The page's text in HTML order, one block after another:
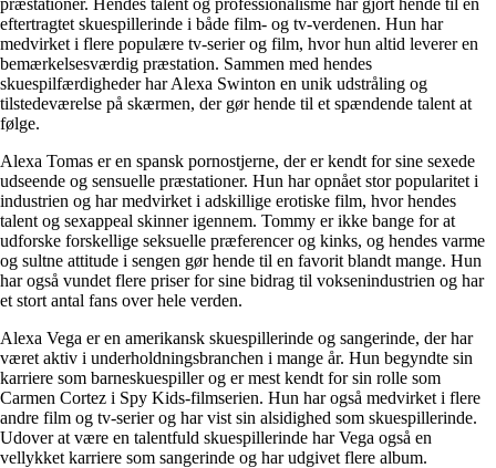
eftertragtet skuespillerinde i både film- og tv-verdenen. Hun har
medvirket i flere populære tv-serier og film, hvor hun altid leverer en
bemærkelsesværdig præstation. Sammen med hendes
skuespilfærdigheder har Alexa Swinton en unik udstråling og
tilstedeværelse på skærmen, der gør hende til et spændende talent at
følge.
Alexa Tomas er en spansk pornostjerne, der er kendt for sine sexede
udseende og sensuelle præstationer. Hun har opnået stor popularitet i
industrien og har medvirket i adskillige erotiske film, hvor hendes
talent og sexappeal skinner igennem. Tommy er ikke bange for at
udforske forskellige seksuelle præferencer og kinks, og hendes varme
og sultne attitude i sengen gør hende til en favorit blandt mange. Hun
har også vundet flere priser for sine bidrag til voksenindustrien og har
et stort antal fans over hele verden.
Alexa Vega er en amerikansk skuespillerinde og sangerinde, der har
været aktiv i underholdningsbranchen i mange år. Hun begyndte sin
karriere som barneskuespiller og er mest kendt for sin rolle som
Carmen Cortez i Spy Kids-filmserien. Hun har også medvirket i flere
andre film og tv-serier og har vist sin alsidighed som skuespillerinde.
Udover at være en talentfuld skuespillerinde har Vega også en
vellykket karriere som sangerinde og har udgivet flere album.